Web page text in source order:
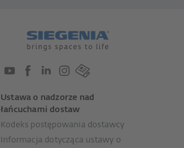
Ustawa o nadzorze nad
łańcuchami dostaw
Kodeks postępowania dostawcy
Informacja dotycząca ustawy o